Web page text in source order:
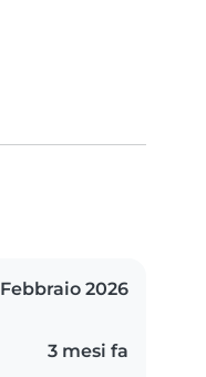
Febbraio 2026
3 mesi fa